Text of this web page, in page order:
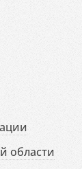
области